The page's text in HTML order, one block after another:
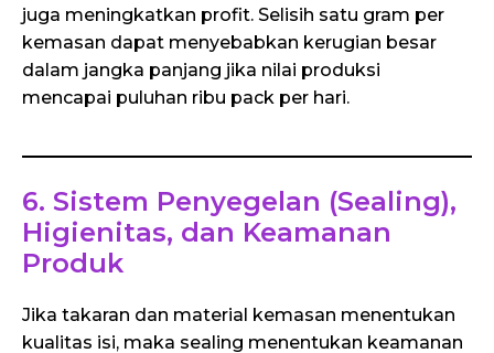
juga meningkatkan profit. Selisih satu gram per
kemasan dapat menyebabkan kerugian besar
dalam jangka panjang jika nilai produksi
mencapai puluhan ribu pack per hari.
6. Sistem Penyegelan (Sealing),
Higienitas, dan Keamanan
Produk
Jika takaran dan material kemasan menentukan
kualitas isi, maka sealing menentukan keamanan